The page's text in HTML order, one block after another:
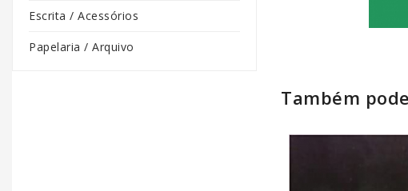
Escrita / Acessórios
Papelaria / Arquivo
Também